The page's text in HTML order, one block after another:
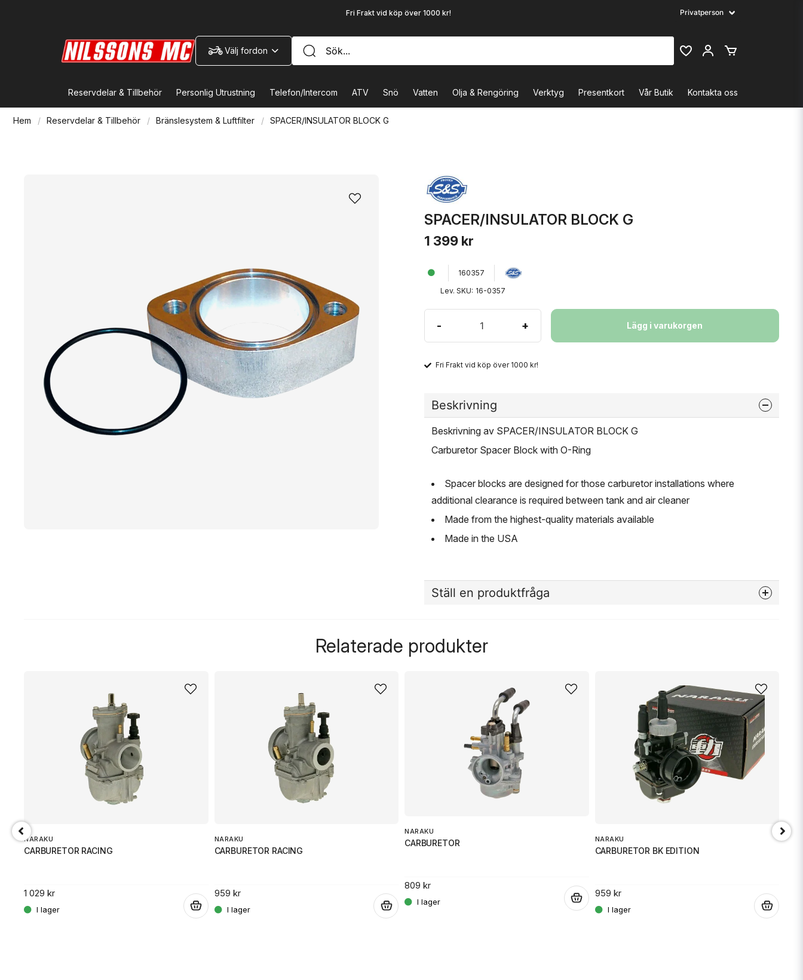
Fri Frakt vid köp över 1000 kr!
Välj fordon
Reservdelar & Tillbehör Personlig Utrustning Telefon/Intercom ATV Snö Vatten Olja & Rengöring Verktyg Presentkort Vår Butik Kontakta oss
Hem Reservdelar & Tillbehör Bränslesystem & Luftfilter SPACER/INSULATOR BLOCK G
SPACER/INSULATOR BLOCK G
1 399 kr
160357
Lev. SKU: 16-0357
- + Lägg i varukorgen
Fri Frakt vid köp över 1000 kr!
Beskrivning
Beskrivning av SPACER/INSULATOR BLOCK G
Carburetor Spacer Block with O-Ring
Spacer blocks are designed for those carburetor installations where
additional clearance is required between tank and air cleaner
Made from the highest-quality materials available
Made in the USA
Ställ en produktfråga
Mejladress
Ja, ni får publicera min fråga
Skicka fråga
Relaterade produkter
NARAKU
CARBURETOR RACING
1 029 kr
NARAKU
CARBURETOR RACING
959 kr
NARAKU
CARBURETOR
809 kr
NARAKU
CARBURETOR BK EDITION
959 kr